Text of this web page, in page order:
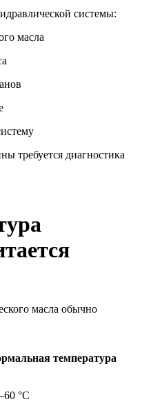
системы:
масла
требуется диагностика
масла обычно
температура
°C